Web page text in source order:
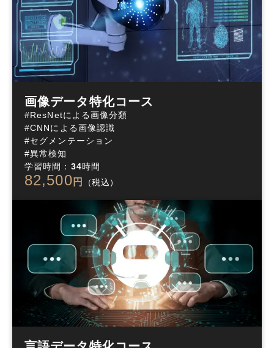
画像データ特化コース
#ResNetによる画像分類
#CNNによる画像認識
#セグメンテーション
#異常検知
学習時間： 34時間
82,500 円 （税込）